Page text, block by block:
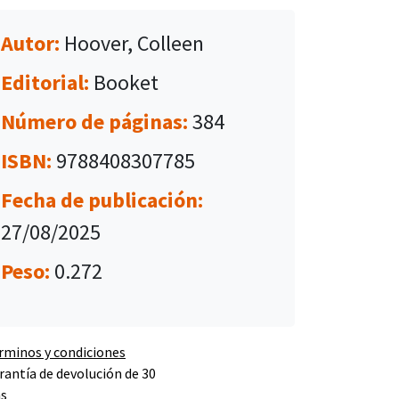
Autor: Hoover, Colleen
Editorial: Booket
Número de páginas:384
ISBN: 9788408307785
Fecha de publicación:
27/08/2025
Peso: 0.272
y condiciones
de devolución de 30